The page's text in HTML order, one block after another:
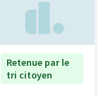
Retenue par le
tri citoyen